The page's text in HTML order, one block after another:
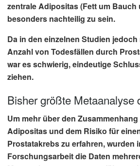
zentrale Adipositas(Fett um Bauch
besonders nachteilig zu sein.
Da in den einzelnen Studien
Anzahl von Todesfällen durch
war es schwierig, eindeutige
ziehen.
Bisher größte Metaanalyse
Um mehr über den
Adipositas und dem Risiko für
Prostatakrebs zu erfahren, wurden
Forschungsarbeit die Daten